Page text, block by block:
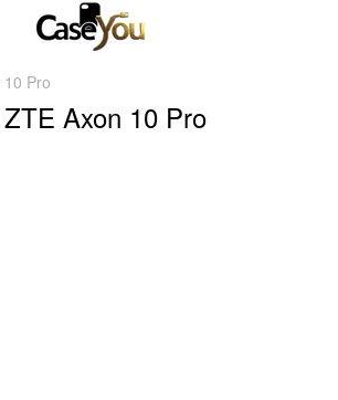
Pro
Axon 10 Pro